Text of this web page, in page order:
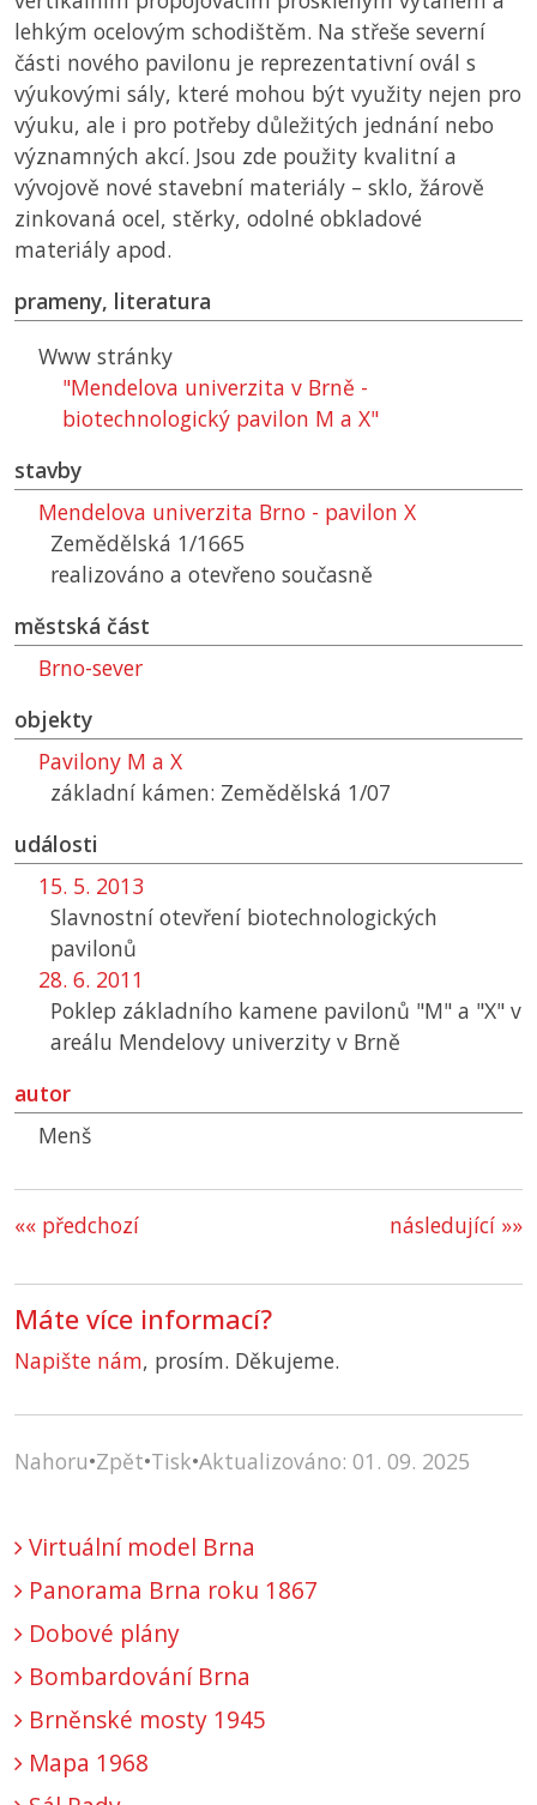
lehkým ocelovým schodištěm. Na střeše severní
části nového pavilonu je reprezentativní ovál s
výukovými sály, které mohou být využity nejen pro
výuku, ale i pro potřeby důležitých jednání nebo
významných akcí. Jsou zde použity kvalitní a
vývojově nové stavební materiály – sklo, žárově
zinkovaná ocel, stěrky, odolné obkladové
materiály apod.
prameny, literatura
Www stránky
"Mendelova univerzita v Brně -
biotechnologický pavilon M a X"
stavby
Mendelova univerzita Brno - pavilon X
Zemědělská 1/1665
realizováno a otevřeno současně
městská část
Brno-sever
objekty
Pavilony M a X
základní kámen: Zemědělská 1/07
události
15. 5. 2013
Slavnostní otevření biotechnologických
pavilonů
28. 6. 2011
Poklep základního kamene pavilonů "M" a "X" v
areálu Mendelovy univerzity v Brně
autor
Menš
«« předchozí následující »»
Máte více informací?
Napište nám, prosím. Děkujeme.
Nahoru•Zpět•Tisk•Aktualizováno: 01. 09. 2025
Virtuální model Brna
Panorama Brna roku 1867
Dobové plány
Bombardování Brna
Brněnské mosty 1945
Mapa 1968